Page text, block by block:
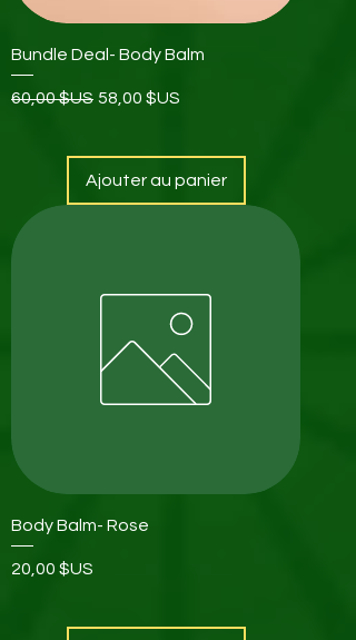
Bundle Deal- Body Balm
Prix original
60,00 $US Prix promotionnel
58,00 $US
Ajouter au panier
Body Balm- Rose
Prix
20,00 $US